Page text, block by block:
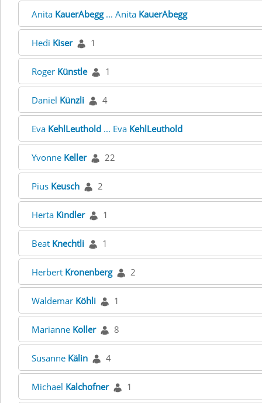
Anita KauerAbegg... Anita KauerAbegg
Hedi Kiser 1
Roger Künstle 1
Daniel Künzli 4
Eva KehlLeuthold ... Eva KehlLeuthold
Yvonne Keller 22
Pius Keusch 2
Herta Kindler 1
Beat Knechtli 1
Herbert Kronenberg 2
Waldemar Köhli 1
Marianne Koller 8
Susanne Kälin 4
Michael Kalchofner 1